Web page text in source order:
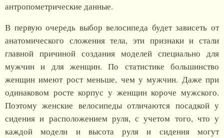
антропометрические данные.
В первую очередь выбор велосипеда будет зависеть от
анатомического сложения тела, эти признаки и стали
главной причиной создания моделей специально для
мужчин и для женщин. По статистике большинство
женщин имеют рост меньше, чем у мужчин. Даже при
одинаковом росте корпус у женщин короче мужского.
Поэтому женские велосипеды отличаются посадкой у
сидения и расположением руля, с учетом того, что у
каждой модели и высота руля и сидения могут